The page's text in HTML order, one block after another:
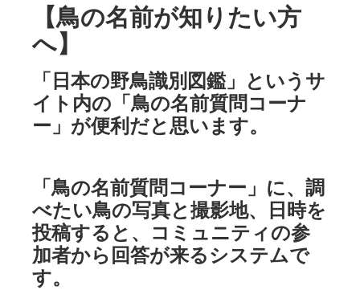
【鳥の名前が知りたい方
へ】
「日本の野鳥識別図鑑」というサ
イト内の「鳥の名前質問コーナ
ー」が便利だと思います。
「鳥の名前質問コーナー」に、調
べたい鳥の写真と撮影地、日時を
投稿すると、コミュニティの参
加者から回答が来るシステムで
す。